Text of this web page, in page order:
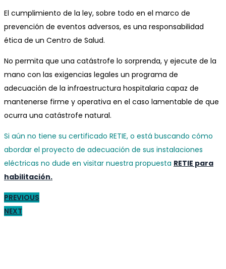
El cumplimiento de la ley, sobre todo en el marco de
prevención de eventos adversos, es una responsabilidad
ética de un Centro de Salud.
No permita que una catástrofe lo sorprenda, y ejecute de la
mano con las exigencias legales un programa de
adecuación de la infraestructura hospitalaria capaz de
mantenerse firme y operativa en el caso lamentable de que
ocurra una catástrofe natural.
Si aún no tiene su certificado RETIE, o está buscando cómo
abordar el proyecto de adecuación de sus instalaciones
eléctricas no dude en visitar nuestra propuesta RETIE para
habilitación.
PREVIOUS
NEXT